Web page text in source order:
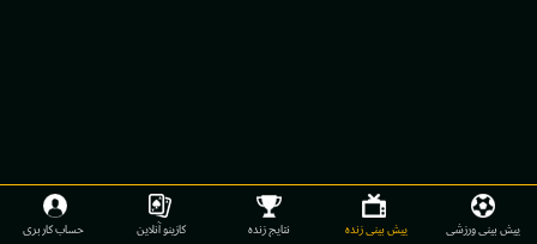
پیش بینی ورزشی پیش بینی زنده نتایج زنده کازینو آنلاین حساب کاربری